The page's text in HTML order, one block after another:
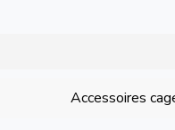
Accessoires